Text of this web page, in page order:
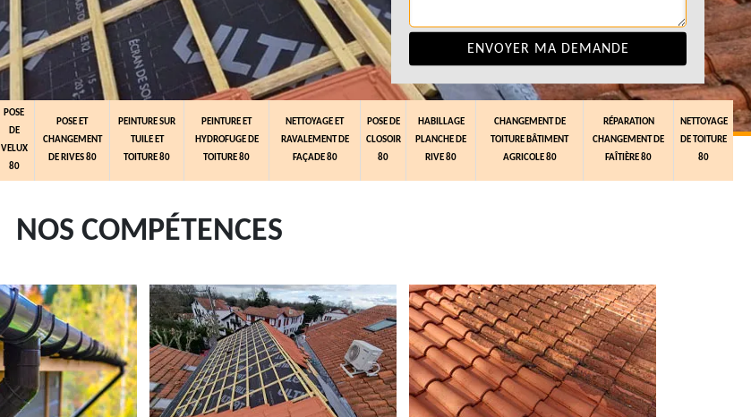
POSE
DE
VELUX
80
POSE ET
CHANGEMENT
DE RIVES 80
PEINTURE SUR
TUILE ET
TOITURE 80
PEINTURE ET
HYDROFUGE DE
TOITURE 80
NETTOYAGE ET
RAVALEMENT DE
FAÇADE 80
POSE DE
CLOSOIR
80
HABILLAGE
PLANCHE DE
RIVE 80
CHANGEMENT DE
TOITURE BÂTIMENT
AGRICOLE 80
RÉPARATION
CHANGEMENT DE
FAÎTIÈRE 80
NETTOYAGE
DE TOITURE
80
NOS COMPÉTENCES